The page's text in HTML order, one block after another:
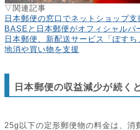
▽関連記事
日本郵便の窓口でネットショップ
BASEと日本郵便がオフィシャルパ
日本郵便、新配送サービス「ぽす
地消や買い物を支援
日本郵便の収益減少が続く
25g以下の定形郵便物の料金は、消